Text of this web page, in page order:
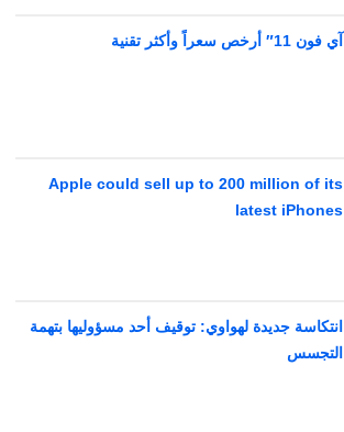
آي فون 11″ أرخص سعراً وأكثر تقنية
Apple could sell up to 200 million of its
latest iPhones
انتكاسة جديدة لهواوي: توقيف أحد مسؤوليها بتهمة
التجسس